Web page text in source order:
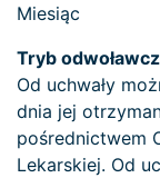
Miesiąc
Tryb
Od uchwały
dnia jej
pośrednictwem
Lekarskiej. Od